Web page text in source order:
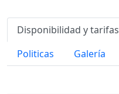
Disponibilidad y tarifas
Politicas
Galería